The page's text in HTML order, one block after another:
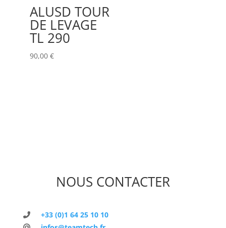
ALUSD TOUR
DE LEVAGE
TL 290
90,00 €
NOUS CONTACTER
+33 (0)1 64 25 10 10